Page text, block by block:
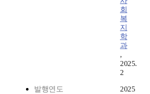
회
복
지
학
과
,
2025.
2
발행연도 2025